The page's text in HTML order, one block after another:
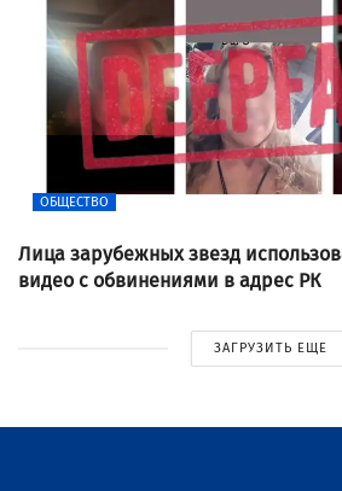
ОБЩЕСТВО
Лица зарубежных звезд
видео с обвинениями в адрес РК
ЗАГРУЗИТЬ ЕЩЕ